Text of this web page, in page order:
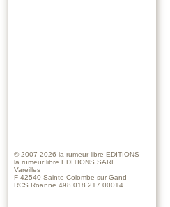
© 2007-2026 la rumeur libre EDITIONS
la rumeur libre EDITIONS SARL
Vareilles
F-42540 Sainte-Colombe-sur-Gand
RCS Roanne 498 018 217 00014